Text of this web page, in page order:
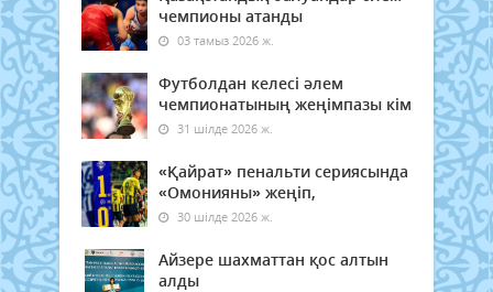
чемпионы атанды
03 тамыз 2026 ж.
Футболдан келесі әлем
чемпионатының жеңімпазы кім
31 шілде 2026 ж.
«Қайрат» пенальти сериясында
«Омонияны» жеңіп,
30 шілде 2026 ж.
Айзере шахматтан қос алтын
алды